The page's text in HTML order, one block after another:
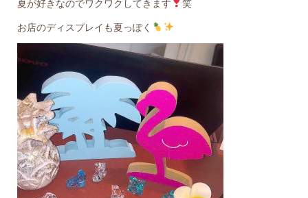
夏が好きなのでワクワクしてきます
笑
お店のディスプレイも夏っぽく